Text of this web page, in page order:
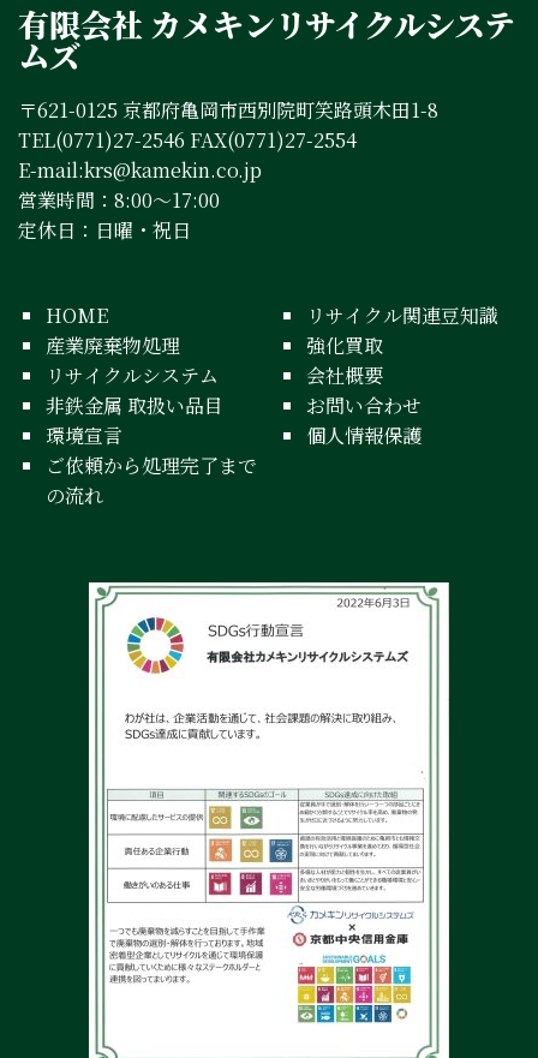
有限会社 カメキンリサイクルシステ
ムズ
〒621-0125 京都府亀岡市西別院町笑路頭木田1-8
TEL(0771)27-2546 FAX(0771)27-2554
E-mail:krs@kamekin.co.jp
営業時間：8:00～17:00
定休日：日曜・祝日
HOME
産業廃棄物処理
リサイクルシステム
非鉄金属 取扱い品目
環境宣言
ご依頼から処理完了まで
の流れ
リサイクル関連豆知識
強化買取
会社概要
お問い合わせ
個人情報保護